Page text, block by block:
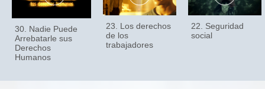
30. Nadie Puede
Arrebatarle sus
Derechos
Humanos
23. Los derechos
de los
trabajadores
22. Seguridad
social